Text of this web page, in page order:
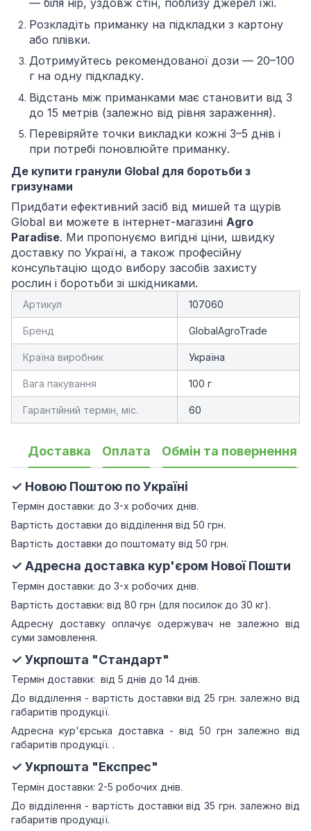
— біля нір, уздовж стін, поблизу джерел їжі.
Розкладіть приманку на підкладки з картону
або плівки.
Дотримуйтесь рекомендованої дози — 20–100
г на одну підкладку.
Відстань між приманками має становити від 3
до 15 метрів (залежно від рівня зараження).
Перевіряйте точки викладки кожні 3–5 днів і
при потребі поновлюйте приманку.
Де купити гранули Global для боротьби з
гризунами
Придбати ефективний засіб від мишей та щурів
Global ви можете в інтернет-магазині Agro
Paradise. Ми пропонуємо вигідні ціни, швидку
доставку по Україні, а також професійну
консультацію щодо вибору засобів захисту
рослин і боротьби зі шкідниками.
Артикул 107060
Бренд GlobalAgroTrade
Країна виробник Україна
Вага пакування 100 г
Гарантійний термін, міс. 60
Доставка Оплата Обмін та повернення
✓ Новою Поштою по Україні
Термін доставки: до 3-х робочих днів.
Вартість доставки до відділення від 50 грн.
Вартість доставки до поштомату від 50 грн.
✓ Адресна доставка кур'єром Нової Пошти
Термін доставки: до 3-х робочих днів.
Вартість доставки: від 80 грн (для посилок до 30 кг).
Адресну доставку оплачує одержувач не залежно від
суми замовлення.
✓ Укрпошта "Стандарт"
Термін доставки: від 5 днів до 14 днів.
До відділення - вартість доставки від 25 грн.залежно від
габаритів продукції.
Адресна кур'єрська доставка - від 50 грн залежно від
габаритів продукції. .
✓ Укрпошта "Експрес"
Термін доставки: 2-5 робочих днів.
До відділення - вартість доставки від 35 грн.залежно від
габаритів продукції.